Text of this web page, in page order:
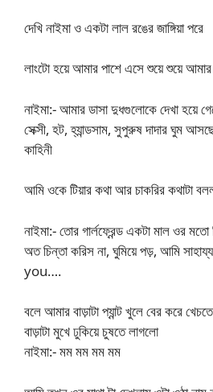
দেখি নাইমা ও একটা লাল রঙের জাঙ্গিয়া পরে
লাংটো হয়ে আমার পাশে এসে শুয়ে শুয়ে
নাইমা:- আমার ডাসা দুধগুলোকে দেখা হয়ে
সেক্সী, হট, হ্যান্ডসাম, সুপুরুষ দাদার ঘুম
কাহিনী
আমি ওকে টিয়ার কথা আর চাকরির কথাটা
নাইমা:- তোর গার্লফ্রেন্ড একটা মাল ওর
অত চিন্তা করিস না, ঘুমিয়ে পড়, আমি
you….
বলে আমার বাড়াটা প্যান্ট খুলে বের করে
বাড়াটা মুখে ঢুকিয়ে চুষতে লাগলো
নাইমা:- মম মম মম মম